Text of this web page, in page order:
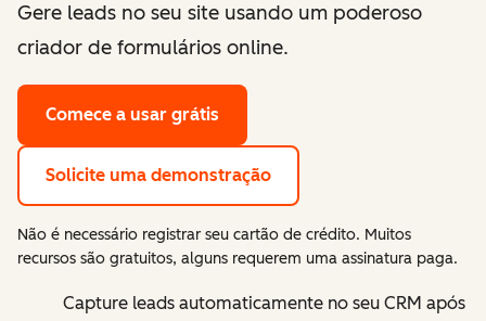
Gere leads no seu site usando um poderoso
criador de formulários online.
Comece a usar grátis
Solicite uma demonstração
Não é necessário registrar seu cartão de crédito. Muitos
recursos são gratuitos, alguns requerem uma assinatura paga.
Capture leads automaticamente no seu CRM após